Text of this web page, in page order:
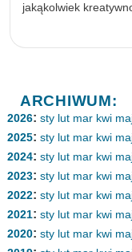
jakąkolwiek
ARCHIWUM:
2026: sty lut mar kwi
2025: sty lut mar kwi
2024: sty lut mar kwi
2023: sty lut mar kwi
2022: sty lut mar kwi
2021: sty lut mar kwi
2020: sty lut mar kwi